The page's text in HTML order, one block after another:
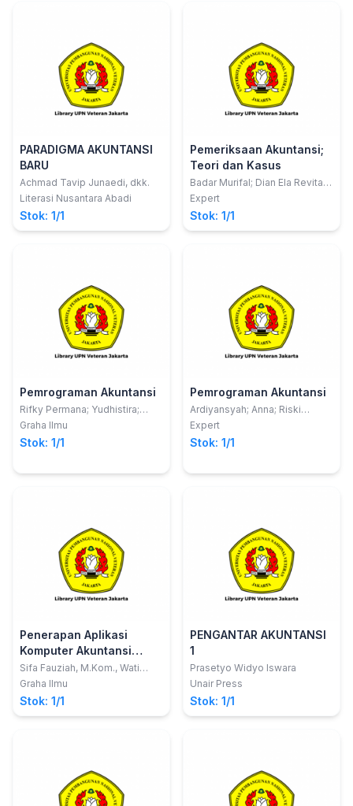
PARADIGMA AKUNTANSI
BARU
Achmad Tavip Junaedi, dkk.
Literasi Nusantara Abadi
Stok: 1/1
Pemeriksaan Akuntansi;
Teori dan Kasus
Badar Murifal; Dian Ela Revita;
Suhartono; Ninuk
Riesmiyantiningtias
Expert
Stok: 1/1
Pemrograman Akuntansi
Rifky Permana; Yudhistira;
Wina Widiati
Graha Ilmu
Stok: 1/1
Pemrograman Akuntansi
Ardiyansyah; Anna; Riski
Annisa; Lisnawanty
Expert
Stok: 1/1
Penerapan Aplikasi
Komputer Akuntansi
dengan abss Premier
V.20
Sifa Fauziah, M.Kom., Wati
Erawati, M.Kom., Lila Dini
Graha Ilmu
Stok: 1/1
PENGANTAR AKUNTANSI
1
Prasetyo Widyo Iswara
Unair Press
Stok: 1/1